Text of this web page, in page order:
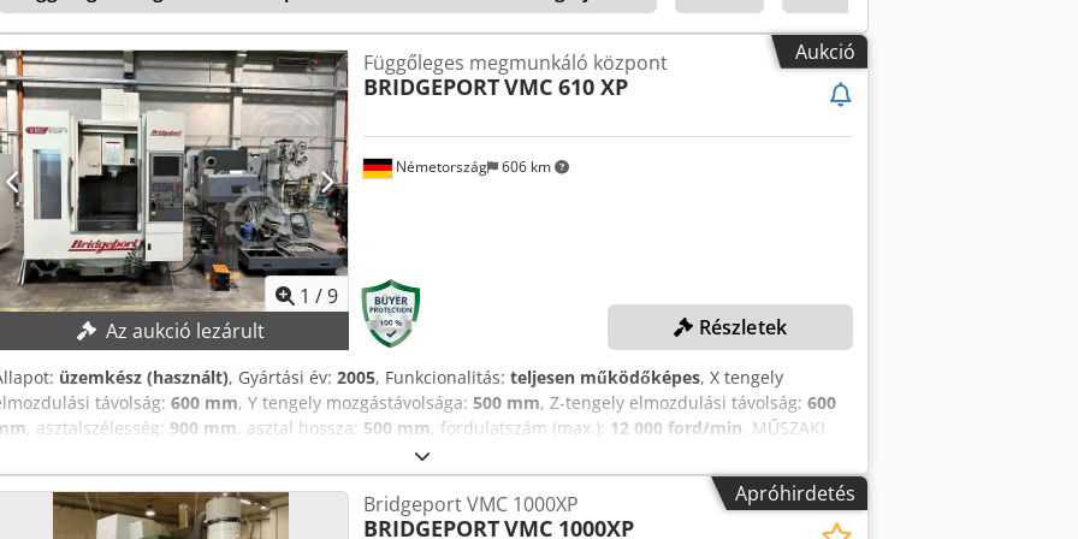
velünk a kapcsolatot. • A Jones & Shipman forgóasztalhoz készült 4. és 5. tengelyes interfész Technical
Dedpfx Abezf I Udeqokr Taper Size BT 40
Aukció
1 /9
Az aukció lezárult
Németország 606 km
Függőleges megmunkáló központ
BRIDGEPORTVMC 610 XP
Részletek
üzemkész (használt), Gyártási év: 2005, Funkcionalitás: teljesen működőképes, X tengely
távolság: 600 mm, Y tengely mozgástávolsága: 500 mm, Z-tengely elmozdulási távolság: 600
, asztalszélesség: 900 mm, asztal hossza: 500 mm, fordulatszám (max.): 12 000 ford/min, MŰSZAKI
ADATOK Mozgástartományok x-irányú mozgás: 600 mm y-irányú mozgás: 500 mm z-irányú mozgás: 600
Orsó Orsófordulatszám – fokozatmentes: 0–12 000 ford/perc Orsómotor: 10 kW Szerszámbefogás:
SK40 DIN 69871 Asztal Asztal rögzítési felület: 900 × 500 mm Vezérlés Vezérlés: iTNC 530 Heidenhain
Szerszámtár Szerszámférőhelyek száma a tárban: 24 Dsdpfxewynrze Abqokr GÉPADATOK Elektromos
Apróhirdetés
Bridgeport VMC 1000XP
BRIDGEPORTVMC 1000XP